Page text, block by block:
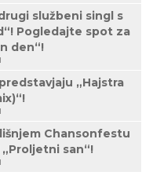
službeni singl s
Pogledajte spot za
den“!
„Hajstra
Chansonfestu
san“!